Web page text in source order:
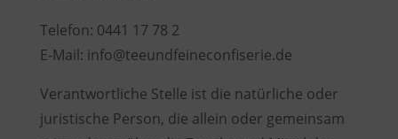
Telefon: 0441 17 78 2
E-Mail: info@teeundfeineconfiserie.de
Verantwortliche Stelle ist die natürliche oder
juristische Person, die allein oder gemeinsam